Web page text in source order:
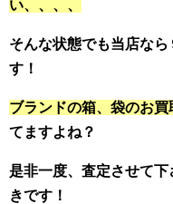
い、、、、
そんな状態でも当店な
す！
ブランドの箱、袋のお
てますよね？
是非一度、査定させて
きです！